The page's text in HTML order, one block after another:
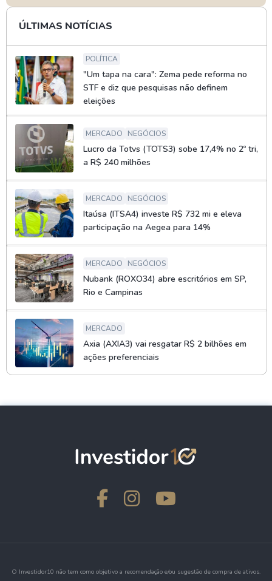
ÚLTIMAS NOTÍCIAS
POLÍTICA
"Um tapa na cara": Zema pede reforma no
STF e diz que pesquisas não definem
eleições
MERCADO NEGÓCIOS
Lucro da Totvs (TOTS3) sobe 17,4% no 2º tri,
a R$ 240 milhões
MERCADO NEGÓCIOS
Itaúsa (ITSA4) investe R$ 732 mi e eleva
participação na Aegea para 14%
MERCADO NEGÓCIOS
Nubank (ROXO34) abre escritórios em SP,
Rio e Campinas
MERCADO
Axia (AXIA3) vai resgatar R$ 2 bilhões em
ações preferenciais
O Investidor10 não tem como objetivo a recomendação e/ou sugestão de compra de ativos.